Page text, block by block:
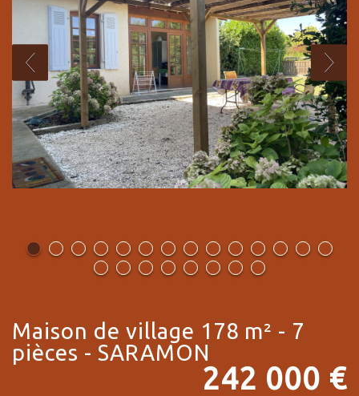
maison de village 178 m² - 7
pièces - SARAMON
242 000 €